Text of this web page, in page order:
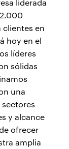
liderada
clientes en
hoy en el
líderes
sólidas
una
y alcance
ofrecer
amplia